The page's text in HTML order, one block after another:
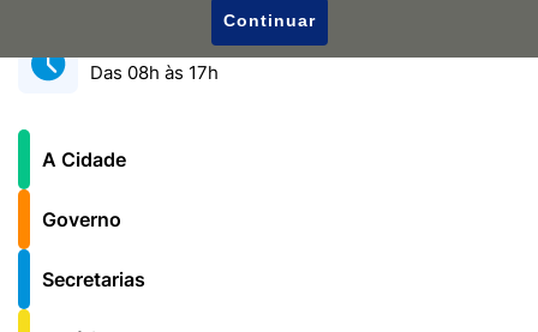
Funcionamento:
Das 08h às 17h
A Cidade
Governo
Secretarias
Continuar